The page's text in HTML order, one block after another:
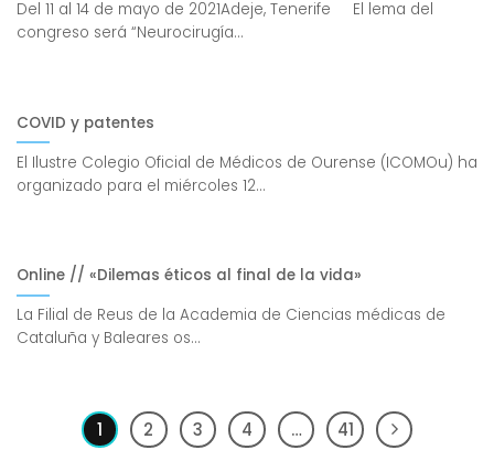
Del 11 al 14 de mayo de 2021Adeje, Tenerife El lema del
congreso será “Neurocirugía...
COVID y patentes
El Ilustre Colegio Oficial de Médicos de Ourense (ICOMOu) ha
organizado para el miércoles 12...
Online // «Dilemas éticos al final de la vida»
La Filial de Reus de la Academia de Ciencias médicas de
Cataluña y Baleares os...
1 2 3 4 … 41